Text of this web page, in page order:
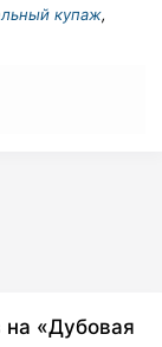
купаж,
на «Дубовая